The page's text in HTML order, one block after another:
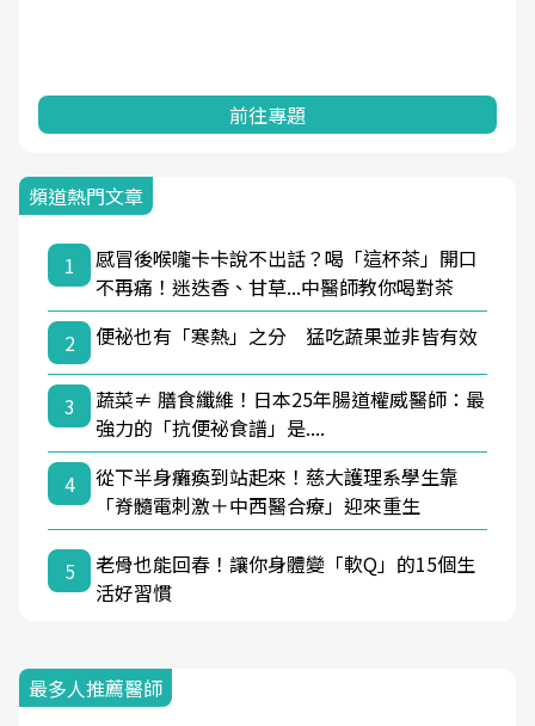
前往專題
頻道熱門文章
1
感冒後喉嚨卡卡說不出話？喝「這杯茶」開口
不再痛！迷迭香、甘草...中醫師教你喝對茶
2
便祕也有「寒熱」之分 猛吃蔬果並非皆有效
3
蔬菜≠ 膳食纖維！日本25年腸道權威醫師：最
強力的「抗便祕食譜」是....
4
從下半身癱瘓到站起來！慈大護理系學生靠
「脊髓電刺激＋中西醫合療」迎來重生
5
老骨也能回春！讓你身體變「軟Q」的15個生
活好習慣
最多人推薦醫師